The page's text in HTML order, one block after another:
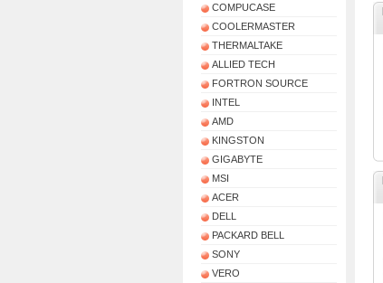
COMPUCASE
COOLERMASTER
THERMALTAKE
ALLIED TECH
FORTRON SOURCE
INTEL
AMD
KINGSTON
GIGABYTE
MSI
ACER
DELL
PACKARD BELL
SONY
VERO